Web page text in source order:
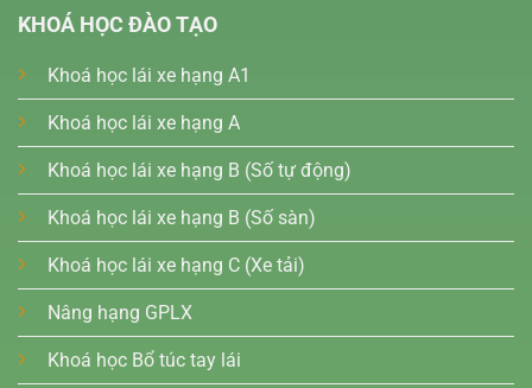
KHOÁ HỌC ĐÀO TẠO
Khoá học lái xe hạng A1
Khoá học lái xe hạng A
Khoá học lái xe hạng B (Số tự động)
Khoá học lái xe hạng B (Số sàn)
Khoá học lái xe hạng C (Xe tải)
Nâng hạng GPLX
Khoá học Bổ túc tay lái